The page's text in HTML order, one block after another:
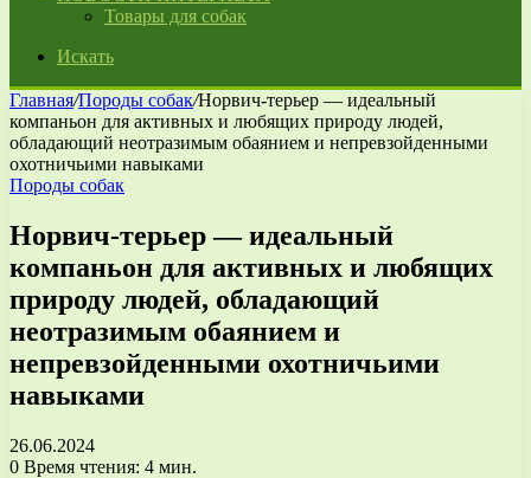
Товары для собак
Искать
Главная/Породы собак/Норвич-терьер — идеальный
компаньон для активных и любящих природу людей,
обладающий неотразимым обаянием и непревзойденными
охотничьими навыками
Породы собак
Норвич-терьер — идеальный
компаньон для активных и любящих
природу людей, обладающий
неотразимым обаянием и
непревзойденными охотничьими
навыками
26.06.2024
0 Время чтения: 4 мин.